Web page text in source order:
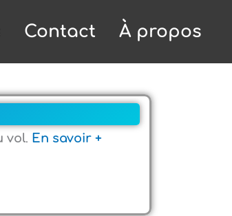
Contact À propos
vol. En savoir +